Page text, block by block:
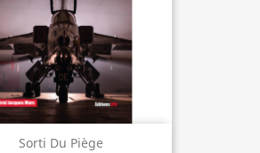
Sorti Du Piège